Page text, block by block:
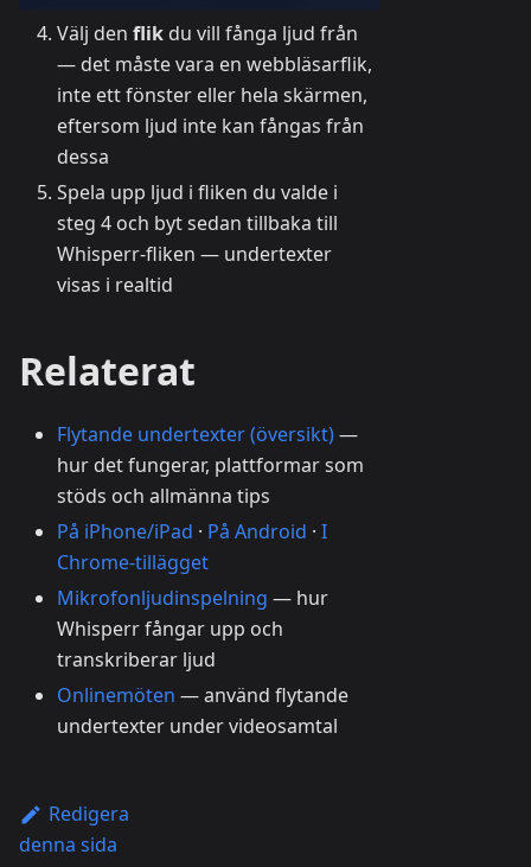
Välj den flik du vill fånga ljud från
— det måste vara en webbläsarflik,
inte ett fönster eller hela skärmen,
eftersom ljud inte kan fångas från
dessa
Spela upp ljud i fliken du valde i
steg 4 och byt sedan tillbaka till
Whisperr-fliken — undertexter
visas i realtid
Relaterat
Flytande undertexter (översikt)—
hur det fungerar, plattformar som
stöds och allmänna tips
På iPhone/iPad · På Android · I
Chrome-tillägget
Mikrofonljudinspelning — hur
Whisperr fångar upp och
transkriberar ljud
Onlinemöten — använd flytande
undertexter under videosamtal
Redigera
denna sida